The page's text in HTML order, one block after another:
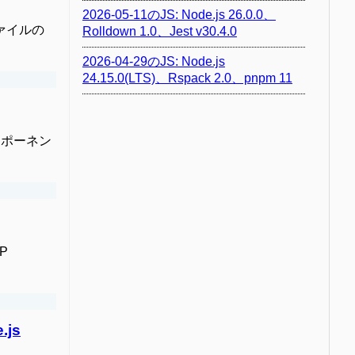
イルの
ーネン
2026-05-11のJS: Node.js 26.0.0、
Rolldown 1.0、Jest v30.4.0
2026-04-29のJS: Node.js
24.15.0(LTS)、Rspack 2.0、pnpm 11